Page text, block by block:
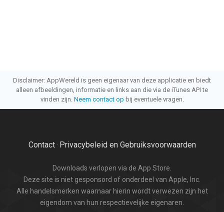
Disclaimer: AppWereld is geen eigenaar van deze applicatie en biedt
alleen afbeeldingen, informatie en links aan die via de iTunes API te
vinden zijn. Neem contact op bij eventuele vragen.
Contact· Privacybeleid en Gebruiksvoorwaarden
Downloads verlopen via de App Store.
Deze site is niet gesponsord of onderdeel van Apple, Inc.
Alle handelsmerken waarnaar hierin wordt verwezen zijn het
eigendom van hun respectievelijke eigenaren.